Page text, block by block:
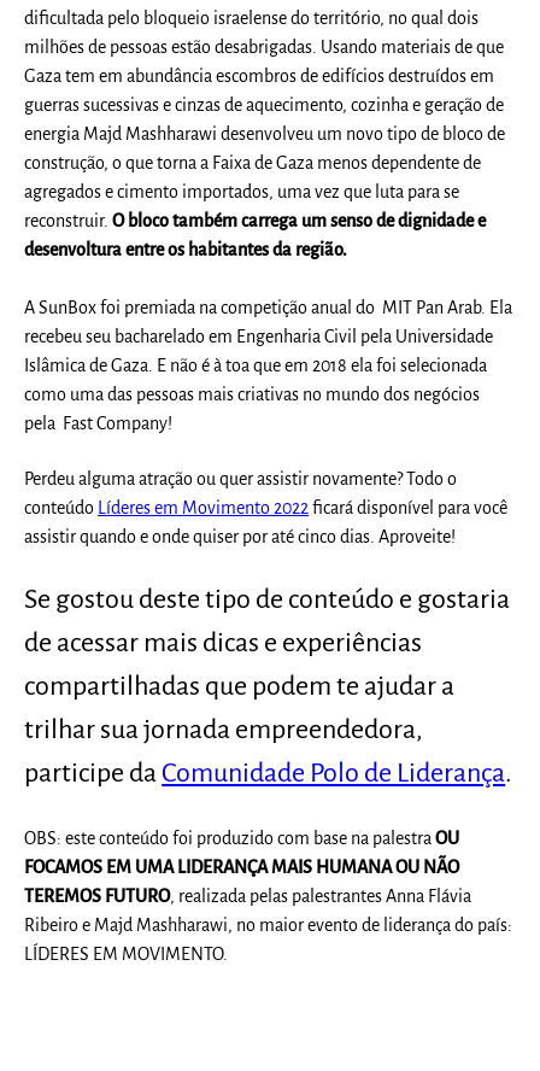
dificultada pelo bloqueio israelense do território, no qual dois
milhões de pessoas estão desabrigadas. Usando materiais de que
Gaza tem em abundância escombros de edifícios destruídos em
guerras sucessivas e cinzas de aquecimento, cozinha e geração de
energia Majd Mashharawi desenvolveu um novo tipo de bloco de
construção, o que torna a Faixa de Gaza menos dependente de
agregados e cimento importados, uma vez que luta para se
reconstruir.O bloco também carrega um senso de dignidade e
desenvoltura entre os habitantes da região.
A SunBox foi premiada na competição anual do MIT Pan Arab. Ela
recebeu seu bacharelado em Engenharia Civil pela Universidade
Islâmica de Gaza. E não é à toa que em 2018 ela foi selecionada
como uma das pessoas mais criativas no mundo dos negócios
pela Fast Company!
Perdeu alguma atração ou quer assistir novamente? Todo o
conteúdo
Líderes em Movimento 2022 ficará disponível para você
assistir quando e onde quiser por até cinco dias. Aproveite!
Se gostou deste tipo de conteúdo e gostaria
de acessar mais dicas e experiências
compartilhadas que podem te ajudar a
trilhar sua jornada empreendedora,
participe da Comunidade Polo de Liderança.
OBS: este conteúdo foi produzido com base na palestraOU
FOCAMOS EM UMA LIDERANÇA MAIS HUMANA OU NÃO
TEREMOS FUTURO, realizada pelas palestrantes Anna Flávia
Ribeiro e Majd Mashharawi, no maior evento de liderança do país:
LÍDERES EM MOVIMENTO.